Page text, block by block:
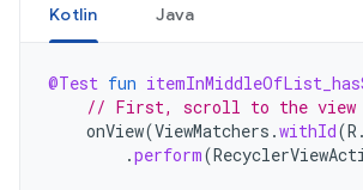
Kotlin Java
@Test fun
// First, scroll to the view
onView(ViewMatchers .withId(R .
.perform(